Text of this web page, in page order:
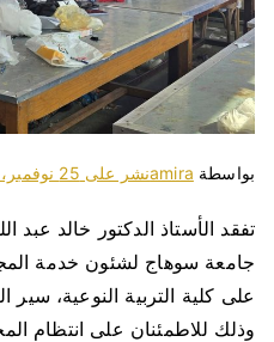
بواسطة amiraنشر على 25 نوفمبر، 2025
تفقد الأستاذ الدكتور خالد
جامعة سوهاج لشئون خدمة
على كلية التربية النوعية، سير
وذلك للاطمئنان على انتظام